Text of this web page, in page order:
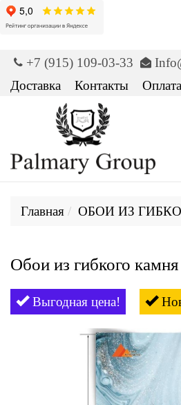
+7 (915) 109-03-33
Доставка
Контакты Оплата
Главная ОБОИ ИЗ
Обои из гибкого
Выгодная цена!